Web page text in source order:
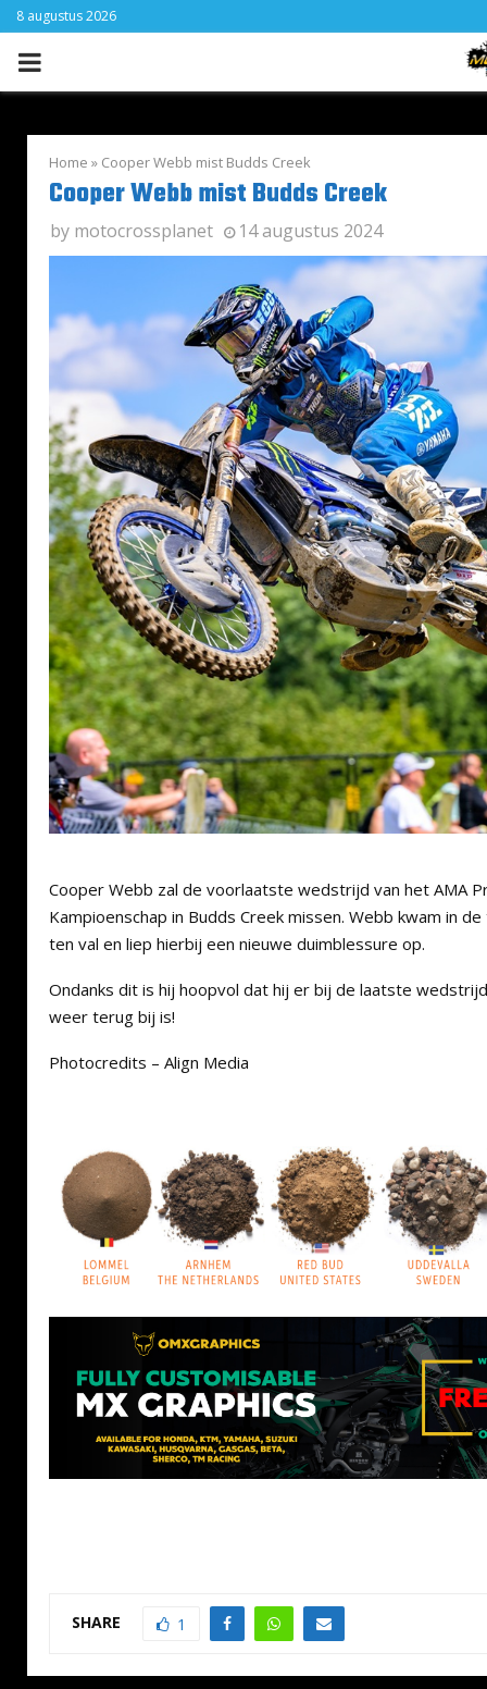
8 augustus 2026
PRIMARY
Home » Cooper Webb mist Budds Creek
Cooper Webb mist Budds Creek
by motocrossplanet 14 augustus 2024
Cooper Webb zal de voorlaatste wedstrijd van het AMA
Kampioenschap in Budds Creek missen. Webb kwam in
ten val en liep hierbij een nieuwe duimblessure op.
Ondanks dit is hij hoopvol dat hij er bij de laatste
weer terug bij is!
Photocredits – Align Media
SHARE 1